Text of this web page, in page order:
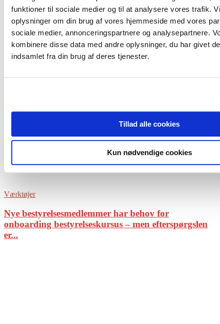
funktioner til sociale medier og til at analysere vores trafik.
oplysninger om din brug af vores hjemmeside med vores
sociale medier, annonceringspartnere og analysepartnere.
kombinere disse data med andre oplysninger, du har givet
indsamlet fra din brug af deres tjenester.
Tillad alle cookies
Kun nødvendige cookies
Værktøjer
Nye bestyrelsesmedlemmer har behov for
onboarding bestyrelseskursus – men efterspørgslen
er...